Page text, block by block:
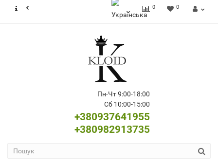
0 0
Пн-Чт 9:00-18:00
Сб 10:00-15:00
+380937641955
+380982913735